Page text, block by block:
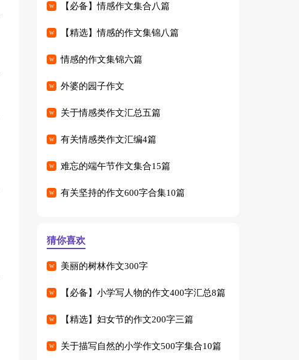
【必备】情感作文集合八篇
【精选】情感的作文集锦八篇
情感的作文集锦六篇
外婆的园子作文
关于情感类作文汇总五篇
有关情感类作文汇编4篇
难忘的端午节作文集合15篇
有关坚持的作文600字合集10篇
猜你喜欢
美丽的树林作文300字
【必备】小学写人物的作文400字汇总8篇
【精选】妇女节的作文200字三篇
关于描写自然的小学作文500字集合10篇